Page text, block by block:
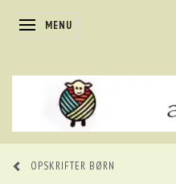
SKIFTE NAVIGATION
MENU
OPSKRIFTER BØRN